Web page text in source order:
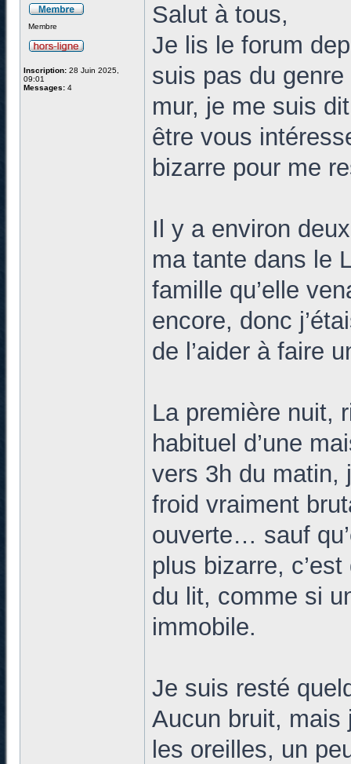
Membre
Inscription: 28 Juin 2025,
09:01
Messages: 4
Salut à tous,
Je lis le forum
suis pas du
mur, je me suis
être vous
bizarre pour me
Il y a environ
ma tante dans le
famille qu’elle
encore, donc
de l’aider à faire
La première nuit,
habituel d’une
vers 3h du matin,
froid vraiment
ouverte… sauf
plus bizarre,
du lit, comme si
immobile.
Je suis resté
Aucun bruit, mais
les oreilles, un